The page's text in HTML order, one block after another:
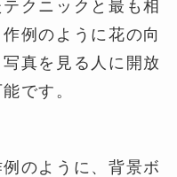
クニックと最も相
例のように花の向
真を見る人に開放
です。
のように、背景ボ